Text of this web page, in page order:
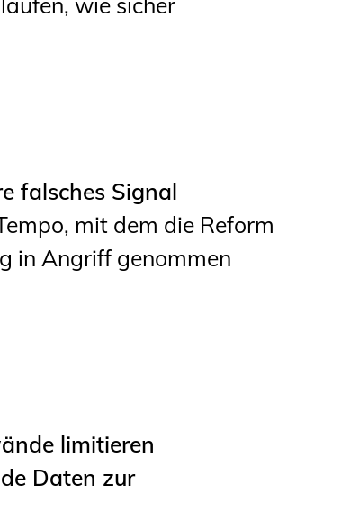
falsches Signal
mit dem die Reform
in Angriff genommen
limitieren
Daten zur